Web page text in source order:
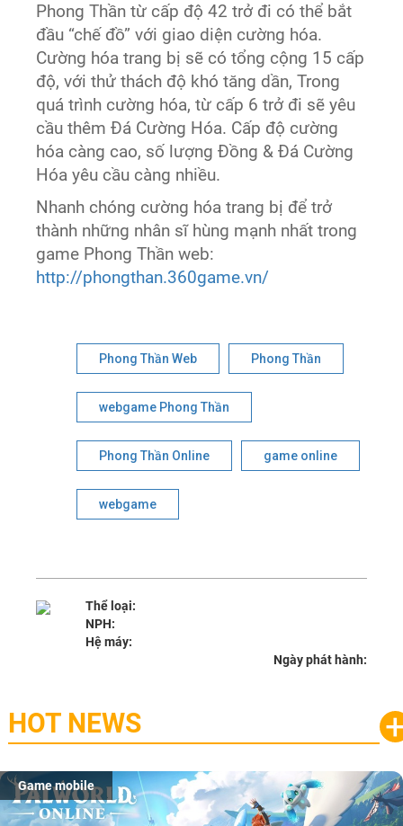
Phong Thần từ cấp độ 42 trở đi có thể bắt
đầu “chế đồ” với giao diện cường hóa.
Cường hóa trang bị sẽ có tổng cộng 15 cấp
độ, với thử thách độ khó tăng dần, Trong
quá trình cường hóa, từ cấp 6 trở đi sẽ yêu
cầu thêm Đá Cường Hóa. Cấp độ cường
hóa càng cao, số lượng Đồng & Đá Cường
Hóa yêu cầu càng nhiều.
Nhanh chóng cường hóa trang bị để trở
thành những nhân sĩ hùng mạnh nhất trong
game Phong Thần web:
http://phongthan.360game.vn/
Phong Thần Web Phong Thần
webgame Phong Thần
Phong Thần Online game online
webgame
Thể loại:
NPH:
Hệ máy:
Ngày phát hành:
HOT NEWS
Game mobile